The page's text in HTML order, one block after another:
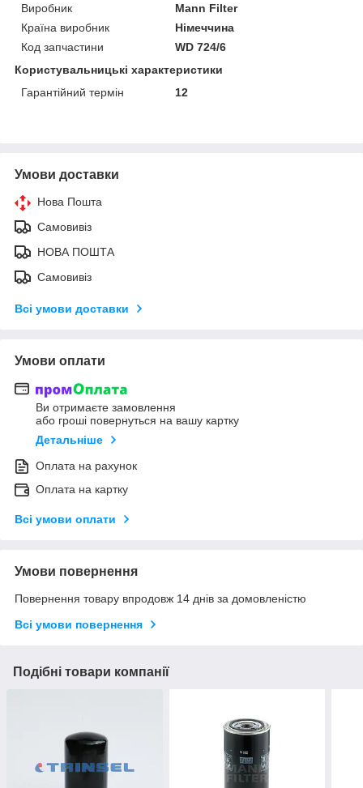
Виробник
Mann Filter
Країна виробник
Німеччина
Код запчастини
WD 724/6
Користувальницькі характеристики
Гарантійний термін
12
Умови доставки
Нова Пошта
Самовивіз
НОВА ПОШТА
Самовивіз
Всі умови доставки
Умови оплати
Ви отримаєте замовлення
або гроші повернуться на вашу картку
Детальніше
Оплата на рахунок
Оплата на картку
Всі умови оплати
Умови повернення
Повернення товару впродовж 14 днів за домовленістю
Всі умови повернення
Подібні товари компанії